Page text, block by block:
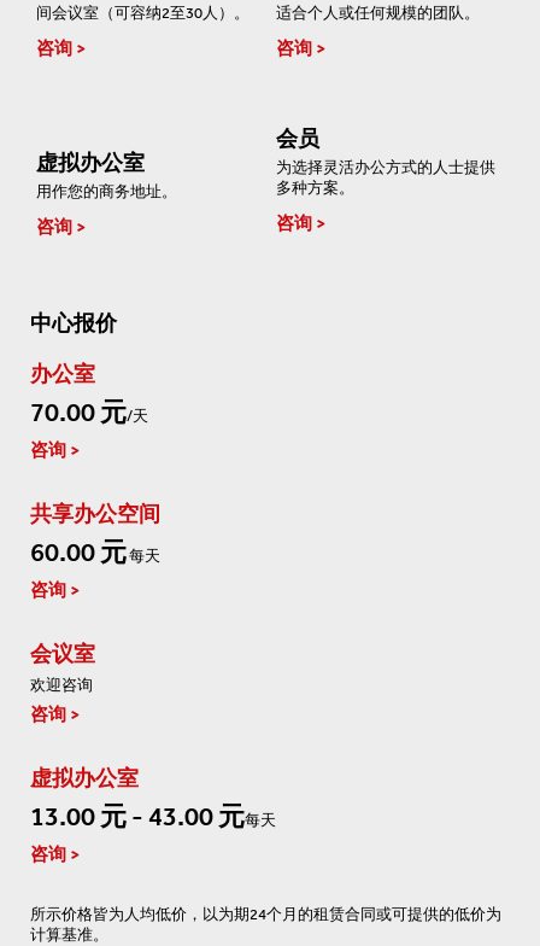
间会议室（可容纳2至30人）。
咨询
适合个人或任何规模的团队。
咨询
虚拟办公室
用作您的商务地址。
咨询
会员
为选择灵活办公方式的人士提供
多种方案。
咨询
中心报价
办公室
70.00 元/天
咨询
共享办公空间
60.00 元每天
咨询
会议室
欢迎咨询
咨询
虚拟办公室
13.00 元 - 43.00 元每天
咨询
所示价格皆为人均低价，以为期24个月的租赁合同或可提供的低价为
计算基准。